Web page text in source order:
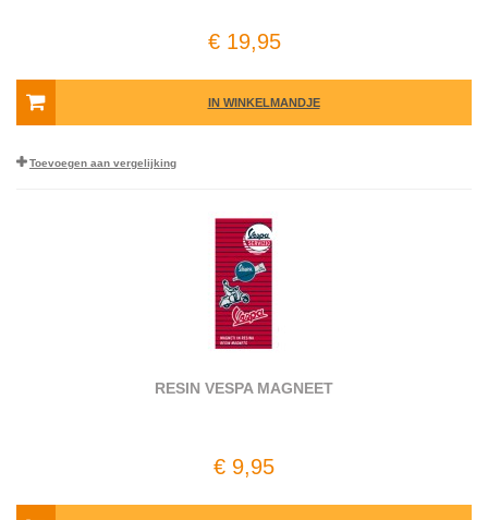
€ 19,95
IN WINKELMANDJE
Toevoegen aan vergelijking
RESIN VESPA MAGNEET
€ 9,95